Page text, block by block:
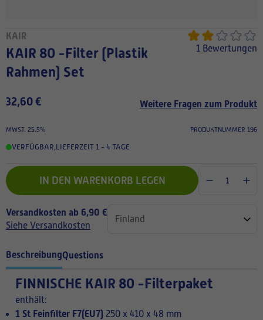
KAIR
KAIR 80 -Filter (Plastik
Rahmen) Set
1 Bewertungen
32,60 € Weitere Fragen zum Produkt
MWST. 25.5% PRODUKTNUMMER 196
VERFÜGBAR LIEFERZEIT 1 - 4 TAGE
IN DEN WARENKORB LEGEN
Versandkosten ab 6,90 €
Siehe Versandkosten
BeschreibungQuestions
FINNISCHE KAIR 80 -Filterpaket
enthält:
1 St Feinfilter F7(EU7) 250 x 410 x 48 mm